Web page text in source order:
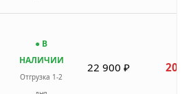
● В
НАЛИЧИИ
Отгрузка 1-2
22 900 ₽ 20